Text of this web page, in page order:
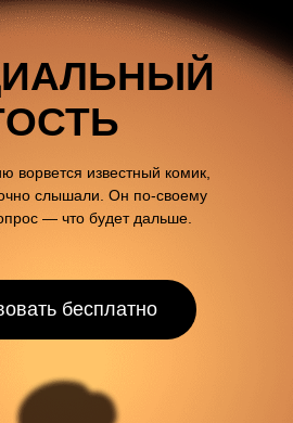
бесплатно
ворвется известный комик,
слышали. Он по-своему
— что будет дальше.